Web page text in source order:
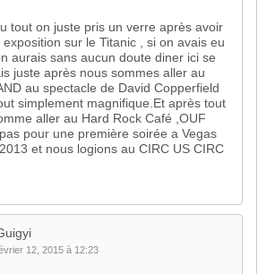
tout on juste pris un verre après avoir
sur le Titanic , si on avais eu
aurais sans aucun doute diner ici se
juste après nous sommes aller au
au spectacle de David Copperfield
simplement magnifique.Et après tout
aller au Hard Rock Café ,OUF
pour une première soirée a Vegas
et nous logions au CIRC US CIRC
12, 2015 à 12:23